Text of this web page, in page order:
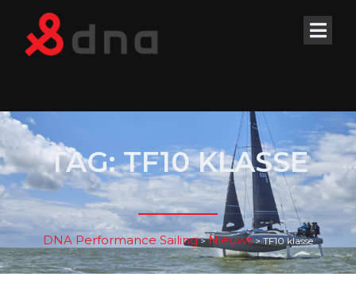
TAG:TF10 KLASSE
DNA Performance Sailing>Nieuws>TF10 klasse